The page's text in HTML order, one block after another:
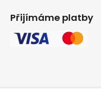
Přijímáme platby